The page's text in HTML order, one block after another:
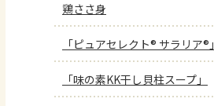
鶏ささ身
「ピュアセレクト® サラリア®」
「味の素KK干し貝柱スープ」